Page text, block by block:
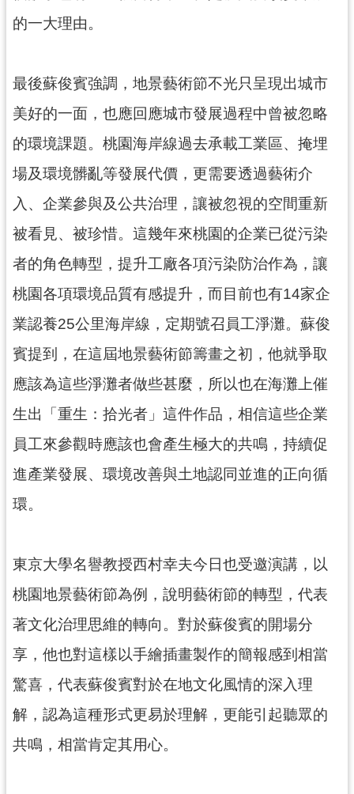
的一大理由。
最後蘇俊賓強調，地景藝術節不光只呈現出城市
美好的一面，也應回應城市發展過程中曾被忽略
的環境課題。桃園海岸線過去承載工業區、掩埋
場及環境髒亂等發展代價，更需要透過藝術介
入、企業參與及公共治理，讓被忽視的空間重新
被看見、被珍惜。這幾年來桃園的企業已從污染
者的角色轉型，提升工廠各項污染防治作為，讓
桃園各項環境品質有感提升，而目前也有14家企
業認養25公里海岸線，定期號召員工淨灘。蘇俊
賓提到，在這屆地景藝術節籌畫之初，他就爭取
應該為這些淨灘者做些甚麼，所以也在海灘上催
生出「重⽣：拾光者」這件作品，相信這些企業
員工來參觀時應該也會產生極大的共鳴，持續促
進產業發展、環境改善與土地認同並進的正向循
環。
東京大學名譽教授西村幸夫今日也受邀演講，以
桃園地景藝術節為例，說明藝術節的轉型，代表
著文化治理思維的轉向。對於蘇俊賓的開場分
享，他也對這樣以手繪插畫製作的簡報感到相當
驚喜，代表蘇俊賓對於在地文化風情的深入理
解，認為這種形式更易於理解，更能引起聽眾的
共鳴，相當肯定其用心。